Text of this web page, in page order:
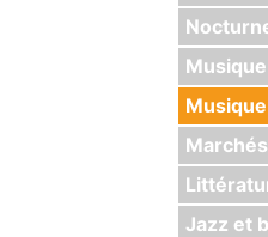
Jazz et